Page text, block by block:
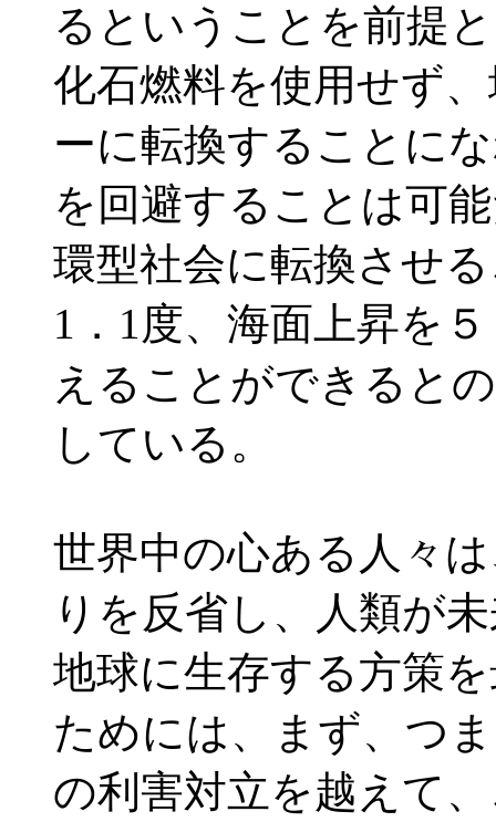
るということを前提
化石燃料を使用せず
ーに転換することに
を回避することは可
環型社会に転換させ
1．1度、海面上昇を
えることができると
している。
世界中の心ある人々
りを反省し、人類が
地球に生存する方策
ためには、まず、つ
の利害対立を越えて